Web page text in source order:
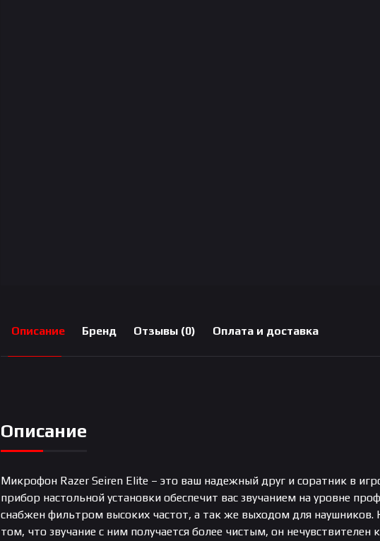
Описание Бренд Отзывы (0) Оплата и доставка
Описание
Микрофон Razer Seiren Elite – это ваш надежный друг и соратник в
прибор настольной установки обеспечит вас звучанием на уровне
снабжен фильтром высоких частот, а так же выходом для наушников.
том, что звучание с ним получается более чистым, он нечувствителен